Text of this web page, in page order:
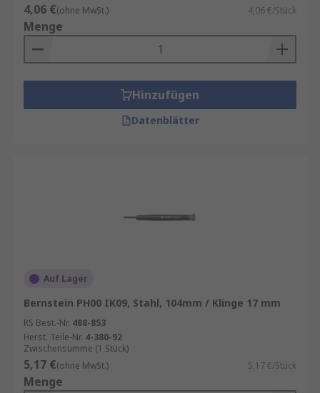
4,06 €(ohne MwSt.) 4,06 €/Stück
Menge
Hinzufügen
Datenblätter
Auf Lager
Bernstein PH00 IK09, Stahl, 104mm / Klinge 17 mm
RS Best.-Nr. 488-853
Herst. Teile-Nr. 4-380-92
Zwischensumme (1 Stück)
5,17 €(ohne MwSt.) 5,17 €/Stück
Menge